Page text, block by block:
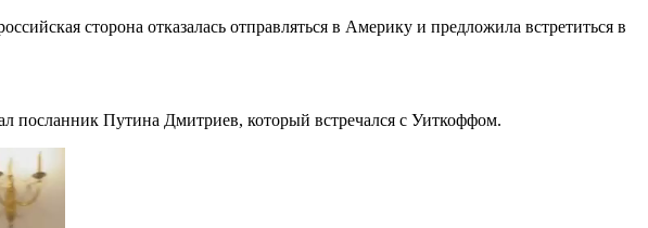
сторона отказалась отправляться в Америку и предложила встретиться в
посланник Путина Дмитриев, который встречался с Уиткоффом.